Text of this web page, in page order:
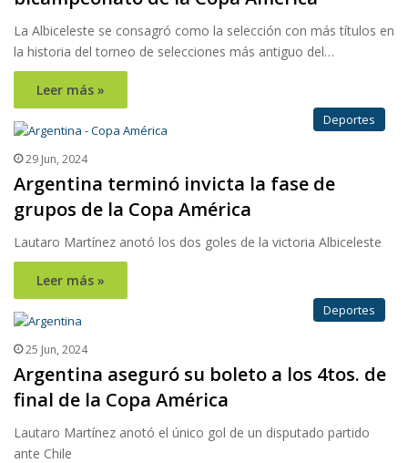
La Albiceleste se consagró como la selección con más títulos en
la historia del torneo de selecciones más antiguo del…
Leer más »
Deportes
29 Jun, 2024
Argentina terminó invicta la fase de
grupos de la Copa América
Lautaro Martínez anotó los dos goles de la victoria Albiceleste
Leer más »
Deportes
25 Jun, 2024
Argentina aseguró su boleto a los 4tos. de
final de la Copa América
Lautaro Martínez anotó el único gol de un disputado partido
ante Chile